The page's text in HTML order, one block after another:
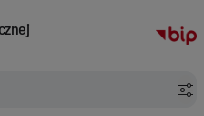
Olsztyna